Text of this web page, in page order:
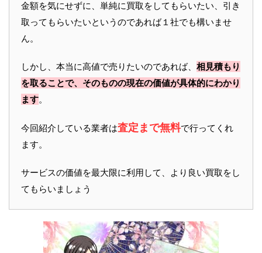
金額を気にせずに、単純に買取をしてもらいたい、引き
取ってもらいたいというのであれば１社でも構いませ
ん。
しかし、本当に高値で売りたいのであれば、 相見積もり
を取ることで、そのものの現在の価値が具体的にわかり
ます。
今回紹介している業者は査定まで無料で行ってくれ
ます。
サービスの価値を最大限に利用して、より良い買取をし
てもらいましょう